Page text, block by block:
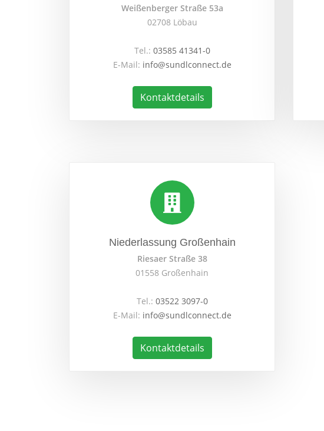
Weißenberger Straße 53a
02708 Löbau
Tel.: 03585 41341-0
E-Mail: info@sundlconnect.de
Kontaktdetails
Niederlassung Großenhain
Riesaer Straße 38
01558 Großenhain
Tel.: 03522 3097-0
E-Mail: info@sundlconnect.de
Kontaktdetails